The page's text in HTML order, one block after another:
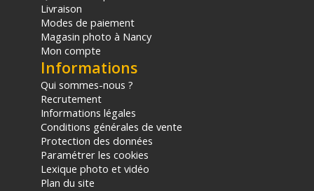
Livraison
Modes de paiement
Magasin photo à Nancy
Mon compte
Informations
Qui sommes-nous ?
Recrutement
Informations légales
Conditions générales de vente
Protection des données
Paramétrer les cookies
Lexique photo et vidéo
Plan du site